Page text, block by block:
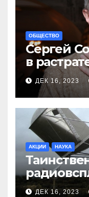
ОБЩЕСТВО
Сергей
в
меня
ДЕК 16, 2023
АКЦИИ НАУКА
ДЕК 16, 2023